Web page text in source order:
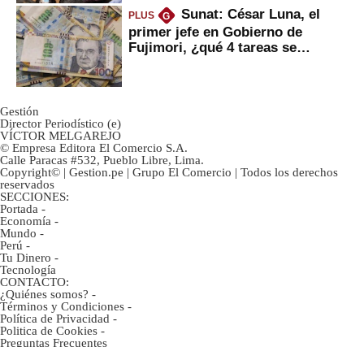
PLUS G
Sunat: César Luna, el
primer jefe en Gobierno de
Fujimori, ¿qué 4 tareas se
Gestión
Director Periodístico (e)
VÍCTOR MELGAREJO
© Empresa Editora El Comercio S.A.
Calle Paracas #532, Pueblo Libre, Lima.
Copyright© | Gestion.pe | Grupo El Comercio | Todos los derechos
reservados
SECCIONES:
Portada -
Economía -
Mundo -
Perú -
Tu Dinero -
Tecnología
CONTACTO:
¿Quiénes somos? -
Términos y Condiciones -
Política de Privacidad -
Politica de Cookies -
Preguntas Frecuentes